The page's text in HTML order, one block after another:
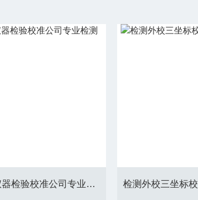
检测计量计量仪器检验校准公司专业检测仪器仪表